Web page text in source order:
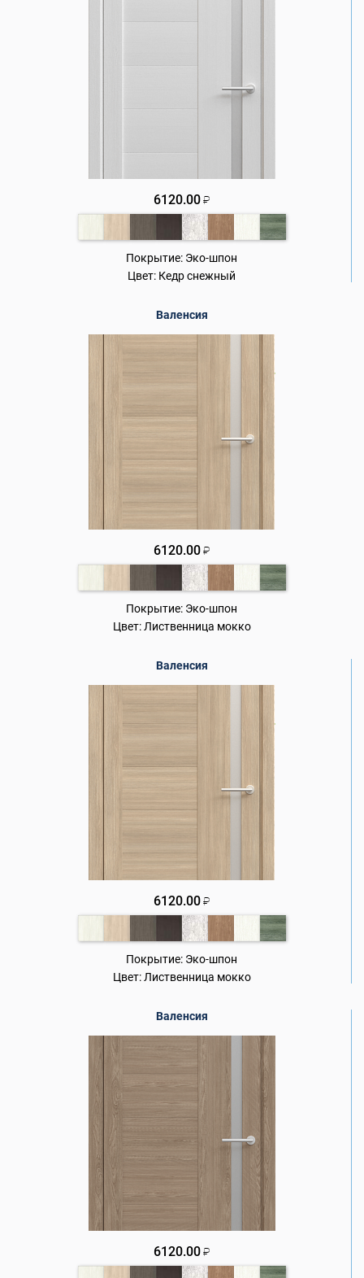
6120.00 ₽
Покрытие: Эко-шпон
Цвет: Кедр снежный
Валенсия
6120.00 ₽
Покрытие: Эко-шпон
Цвет: Лиственница мокко
Валенсия
6120.00 ₽
Покрытие: Эко-шпон
Цвет: Лиственница мокко
Валенсия
6120.00 ₽